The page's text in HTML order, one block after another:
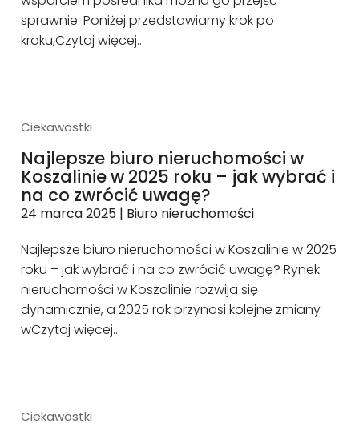
sprawnie. Poniżej przedstawiamy krok po
kroku,Czytaj więcej…
Ciekawostki
Najlepsze biuro nieruchomości w
Koszalinie w 2025 roku – jak wybrać i
na co zwrócić uwagę?
24 marca 2025 | Biuro nieruchomości
Najlepsze biuro nieruchomości w Koszalinie w 2025
roku – jak wybrać i na co zwrócić uwagę? Rynek
nieruchomości w Koszalinie rozwija się
dynamicznie, a 2025 rok przynosi kolejne zmiany
wCzytaj więcej…
Ciekawostki